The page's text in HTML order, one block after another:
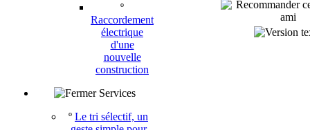
º
Raccordement
électrique
d'une
nouvelle
construction
Services
º Le tri sélectif, un